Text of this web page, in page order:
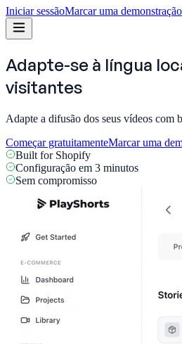
Iniciar sessãoMarcar uma demonstração
Adapte-se à língua
visitantes
Adapte a difusão dos seus vídeos com
Começar gratuitamenteMarcar uma
Built for Shopify
Configuração em 3 minutos
Sem compromisso